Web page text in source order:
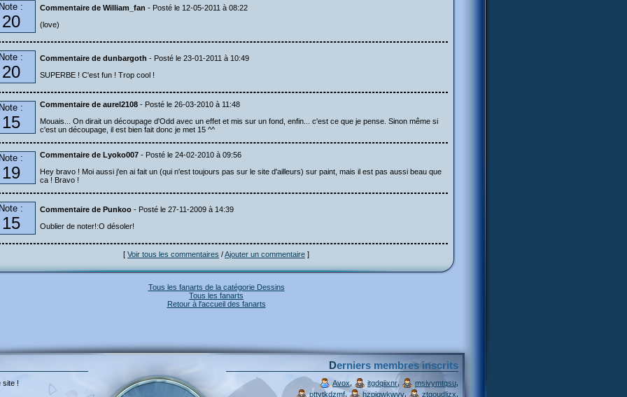
Note :
20
Commentaire de William_fan - Posté le 12-05-2011 à 08:22
(love)
Note :
20
Commentaire de dunbargoth - Posté le 23-01-2011 à 10:49
SUPERBE ! C'est fun ! Trop cool !
Note :
15
Commentaire de aurel2108 - Posté le 26-03-2010 à 11:48
Mouais... On dirait un découpage d'Odd avec un effet et mis sur un fond, enfin... c'est ce que je pense. Sinon même si
c'est un découpage, il est bien fait donc je met 15 ^^
Note :
19
Commentaire de Lyoko007 - Posté le 24-02-2010 à 09:56
Hey bravo ! Moi aussi j'en ai fait un (qui n'est toujours pas sur le site d'ailleurs) sur paint, mais il est pas aussi beau que
ca ! Bravo !
Note :
15
Commentaire de Punkoo - Posté le 27-11-2009 à 14:39
Oublier de noter!:O désoler!
[ Voir tous les commentaires /Ajouter un commentaire ]
Tous les fanarts de la catégorie Dessins
Tous les fanarts
Retour à l'accueil des fanarts
site !
Derniers membres inscrits
Avox itgdqiixnr, msivymtqsu
pttytkdzmf, hzpjqwkwvv ztgoudljzx